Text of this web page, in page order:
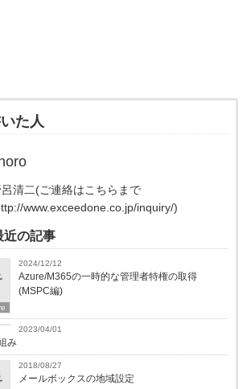
た人
呂清二(ご連絡はこちらまで
www.exceedone.co.jp/inquiry/)
近の記事
2024/12/12
Azure/M365の一時的な管理者特権の取得
(MSPC編)
2023/04/01
み
2018/08/27
メールボックスの地域設定